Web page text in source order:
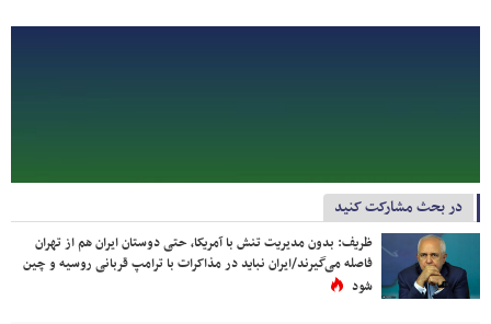
در بحث مشارکت کنید
ظریف: بدون مدیریت تنش با آمریکا، حتی دوستان ایران هم از تهران
فاصله می‌گیرند/ایران نباید در مذاکرات با ترامپ قربانی روسیه و چین
شود